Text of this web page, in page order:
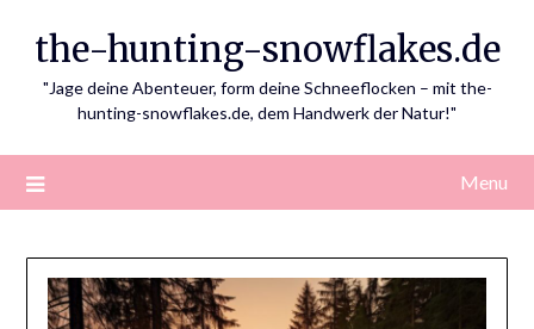
the-hunting-snowflakes.de
"Jage deine Abenteuer, form deine Schneeflocken – mit the-
hunting-snowflakes.de, dem Handwerk der Natur!"
Menu